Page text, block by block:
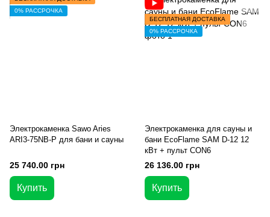
0% РАССРОЧКА
Электрокаменка Sawo Aries
ARI3-75NB-P для бани и сауны
25 740.00 грн
Купить
БЕСПЛАТНАЯ ДОСТАВКА
0% РАССРОЧКА
Электрокаменка для сауны и
бани EcoFlame SAM D-12 12
кВт + пульт CON6
26 136.00 грн
Купить